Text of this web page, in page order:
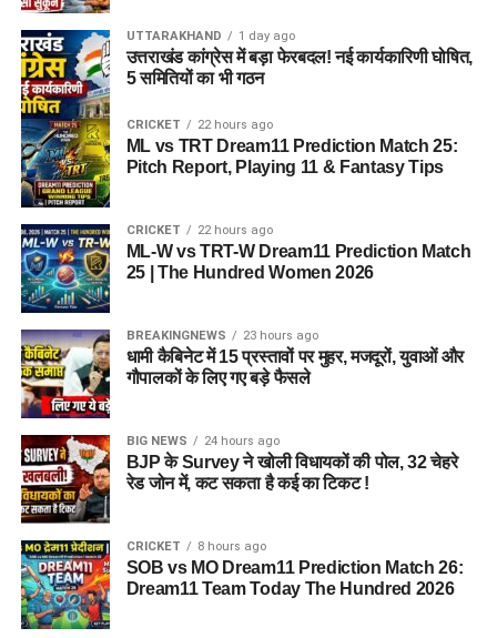
UTTARAKHAND 1 day ago
उत्तराखंड कांग्रेस में बड़ा फेरबदल! नई कार्यकारिणी घोषित,
5 समितियों का भी गठन
CRICKET 22 hours ago
ML vs TRT Dream11 Prediction Match 25:
Pitch Report, Playing 11 & Fantasy Tips
CRICKET 22 hours ago
ML-W vs TRT-W Dream11 Prediction Match
25 | The Hundred Women 2026
BREAKINGNEWS 23 hours ago
धामी कैबिनेट में 15 प्रस्तावों पर मुहर, मजदूरों, युवाओं और
गौपालकों के लिए गए बड़े फैसले
BIG NEWS 24 hours ago
BJP के Survey ने खोली विधायकों की पोल, 32 चेहरे
रेड जोन में, कट सकता है कई का टिकट !
CRICKET 8 hours ago
SOB vs MO Dream11 Prediction Match 26:
Dream11 Team Today The Hundred 2026